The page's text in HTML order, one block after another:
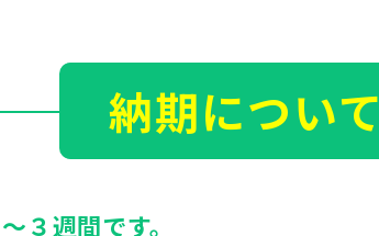
納期について
３週間です。